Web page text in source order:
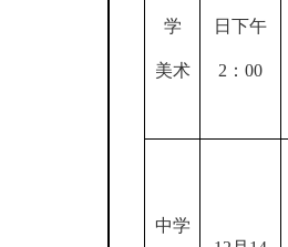
学
美术
日下午
2 ：00
中学